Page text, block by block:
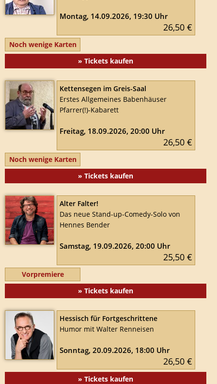
Montag, 14.09.2026, 19:30 Uhr
26,50 €
Noch wenige Karten
» Tickets kaufen
Kettensegen im Greis-Saal
Erstes Allgemeines Babenhäuser
Pfarrer(!)-Kabarett
Freitag, 18.09.2026, 20:00 Uhr
26,50 €
Noch wenige Karten
» Tickets kaufen
Alter Falter!
Das neue Stand-up-Comedy-Solo von
Hennes Bender
Samstag, 19.09.2026, 20:00 Uhr
25,50 €
Vorpremiere
» Tickets kaufen
Hessisch für Fortgeschrittene
Humor mit Walter Renneisen
Sonntag, 20.09.2026, 18:00 Uhr
26,50 €
» Tickets kaufen